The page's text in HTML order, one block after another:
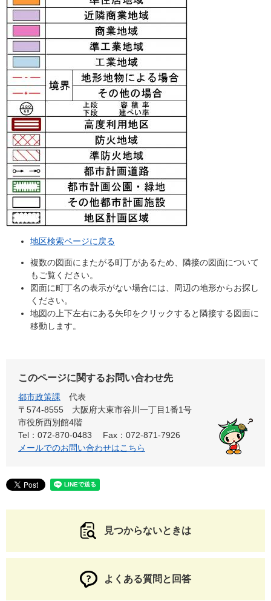
地区検索ページに戻る
複数の図面にまたがる町丁があるため、隣接の図面について
もご覧ください。
図面に町丁名の表示がない場合には、周辺の地形からお探し
ください。
地図の上下左右にある矢印をクリックすると隣接する図面に
移動します。
このページに関するお問い合わせ先
都市政策課
代表
〒574-8555 大阪府大東市谷川一丁目1番1号
市役所西別館4階
Tel：072-870-0483
Fax：072-871-7926
メールでのお問い合わせはこちら
見つからないときは
よくある質問と回答